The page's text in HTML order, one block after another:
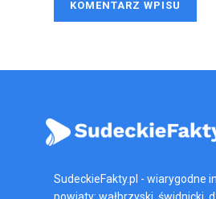
SudeckieFakty.pl - wiarygodne